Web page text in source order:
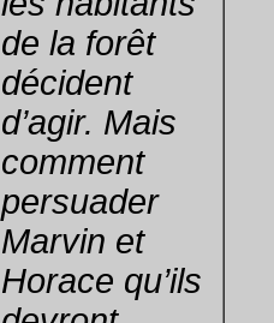
de la forêt
décident
d’agir. Mais
comment
persuader
Marvin et
Horace qu’ils